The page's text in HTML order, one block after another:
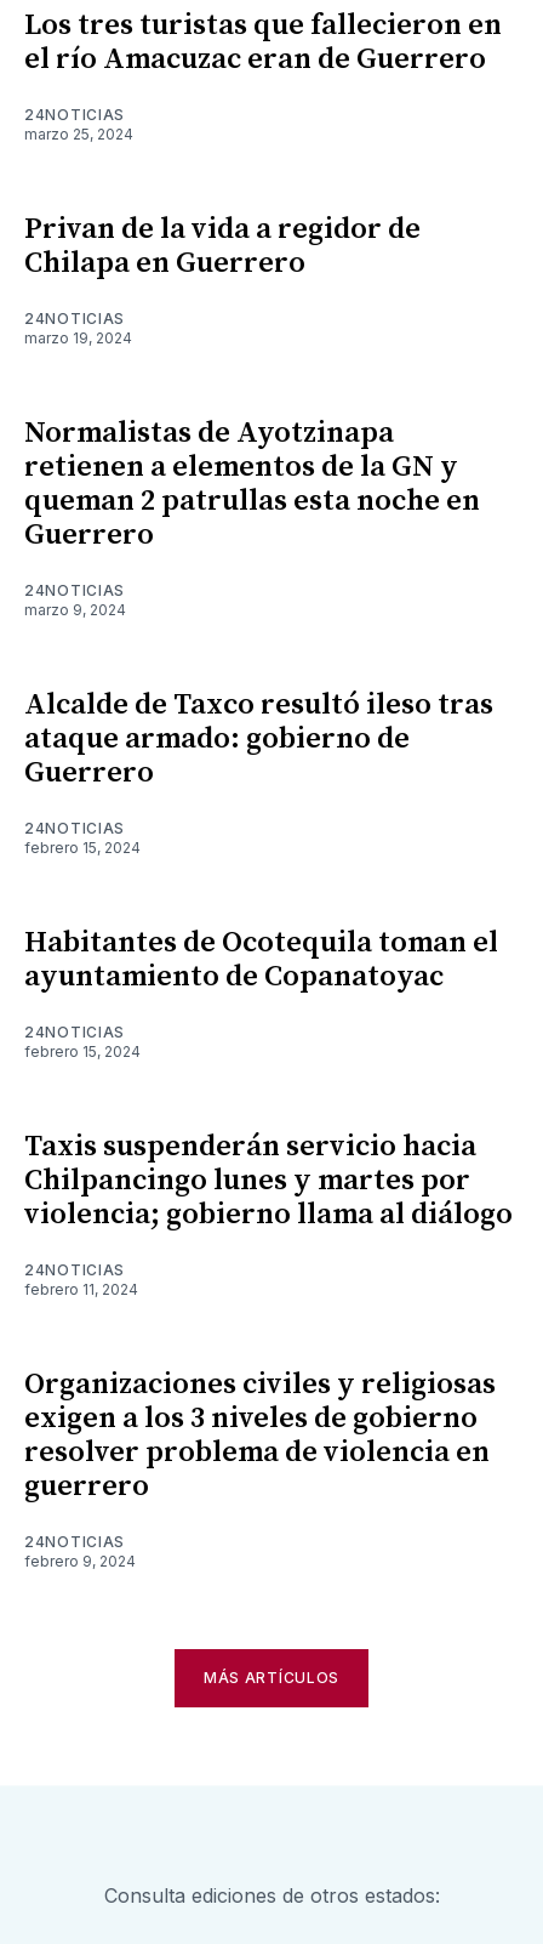
Los tres turistas que fallecieron en
el río Amacuzac eran de Guerrero
24NOTICIAS
marzo 25, 2024
Privan de la vida a regidor de
Chilapa en Guerrero
24NOTICIAS
marzo 19, 2024
Normalistas de Ayotzinapa
retienen a elementos de la GN y
queman 2 patrullas esta noche en
Guerrero
24NOTICIAS
marzo 9, 2024
Alcalde de Taxco resultó ileso tras
ataque armado: gobierno de
Guerrero
24NOTICIAS
febrero 15, 2024
Habitantes de Ocotequila toman el
ayuntamiento de Copanatoyac
24NOTICIAS
febrero 15, 2024
Taxis suspenderán servicio hacia
Chilpancingo lunes y martes por
violencia; gobierno llama al diálogo
24NOTICIAS
febrero 11, 2024
Organizaciones civiles y religiosas
exigen a los 3 niveles de gobierno
resolver problema de violencia en
guerrero
24NOTICIAS
febrero 9, 2024
MÁS ARTÍCULOS
Consulta ediciones de otros estados: